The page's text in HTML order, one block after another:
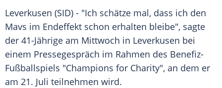
Leverkusen (SID) - "Ich schätze mal, dass ich den
Mavs im Endeffekt schon erhalten bleibe", sagte
der 41-Jährige am Mittwoch in Leverkusen bei
einem Pressegespräch im Rahmen des Benefiz-
Fußballspiels "Champions for Charity", an dem er
am 21. Juli teilnehmen wird.